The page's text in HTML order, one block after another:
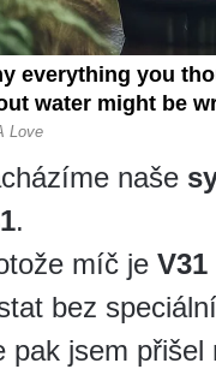
naše
.
míč je V31
bez
pak jsem přišel